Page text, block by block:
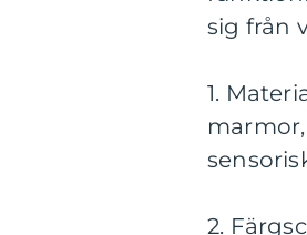
sig från
1.
2.